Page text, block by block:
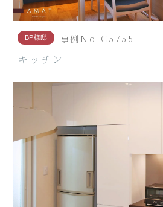
BP様邸 事例No.C5755
キッチン